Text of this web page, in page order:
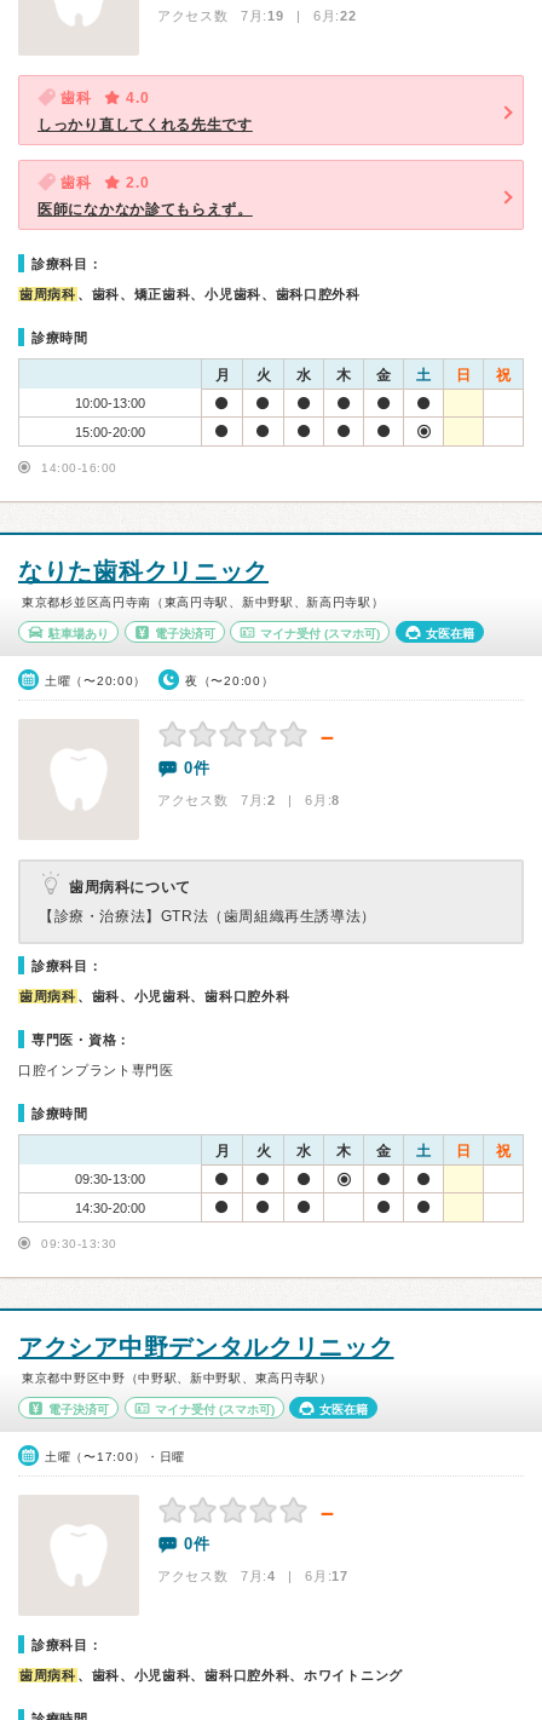
アクセス数 7月:19 | 6月:22
歯科
4.0
しっかり直してくれる先生です
歯科
2.0
医師になかなか診てもらえず。
診療科目：
歯周病科 、歯科、矯正歯科、小児歯科、歯科口腔外科
診療時間
月 火 水 木 金 土 日 祝
10:00-13:00
15:00-20:00
14:00-16:00
なりた歯科クリニック
東京都杉並区高円寺南（東高円寺駅、新中野駅、新高円寺駅）
駐車場あり 電子決済可 マイナ受付 (スマホ可) 女医在籍
土曜（〜20:00） 夜（〜20:00）
－
0件
アクセス数 7月:2 | 6月:8
歯周病科について
【診療・治療法】 GTR法（歯周組織再生誘導法）
診療科目：
歯周病科 、歯科、小児歯科、歯科口腔外科
専門医・資格：
口腔インプラント専門医
診療時間
月 火 水 木 金 土 日 祝
09:30-13:00
14:30-20:00
09:30-13:30
アクシア中野デンタルクリニック
東京都中野区中野（中野駅、新中野駅、東高円寺駅）
電子決済可 マイナ受付(スマホ可) 女医在籍
土曜（〜17:00）・日曜
－
0件
アクセス数 7月:4 | 6月:17
診療科目：
歯周病科 、歯科、小児歯科、歯科口腔外科、ホワイトニング